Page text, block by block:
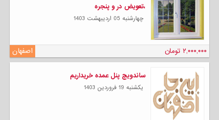
،تعویض در و پنجره
چهارشنبه 05 ارديبهشت 1403
اصفهان ۲,۰۰۰,۰۰۰ تومان
ساندویچ پنل عمده خریداریم
يكشنبه 19 فروردين 1403